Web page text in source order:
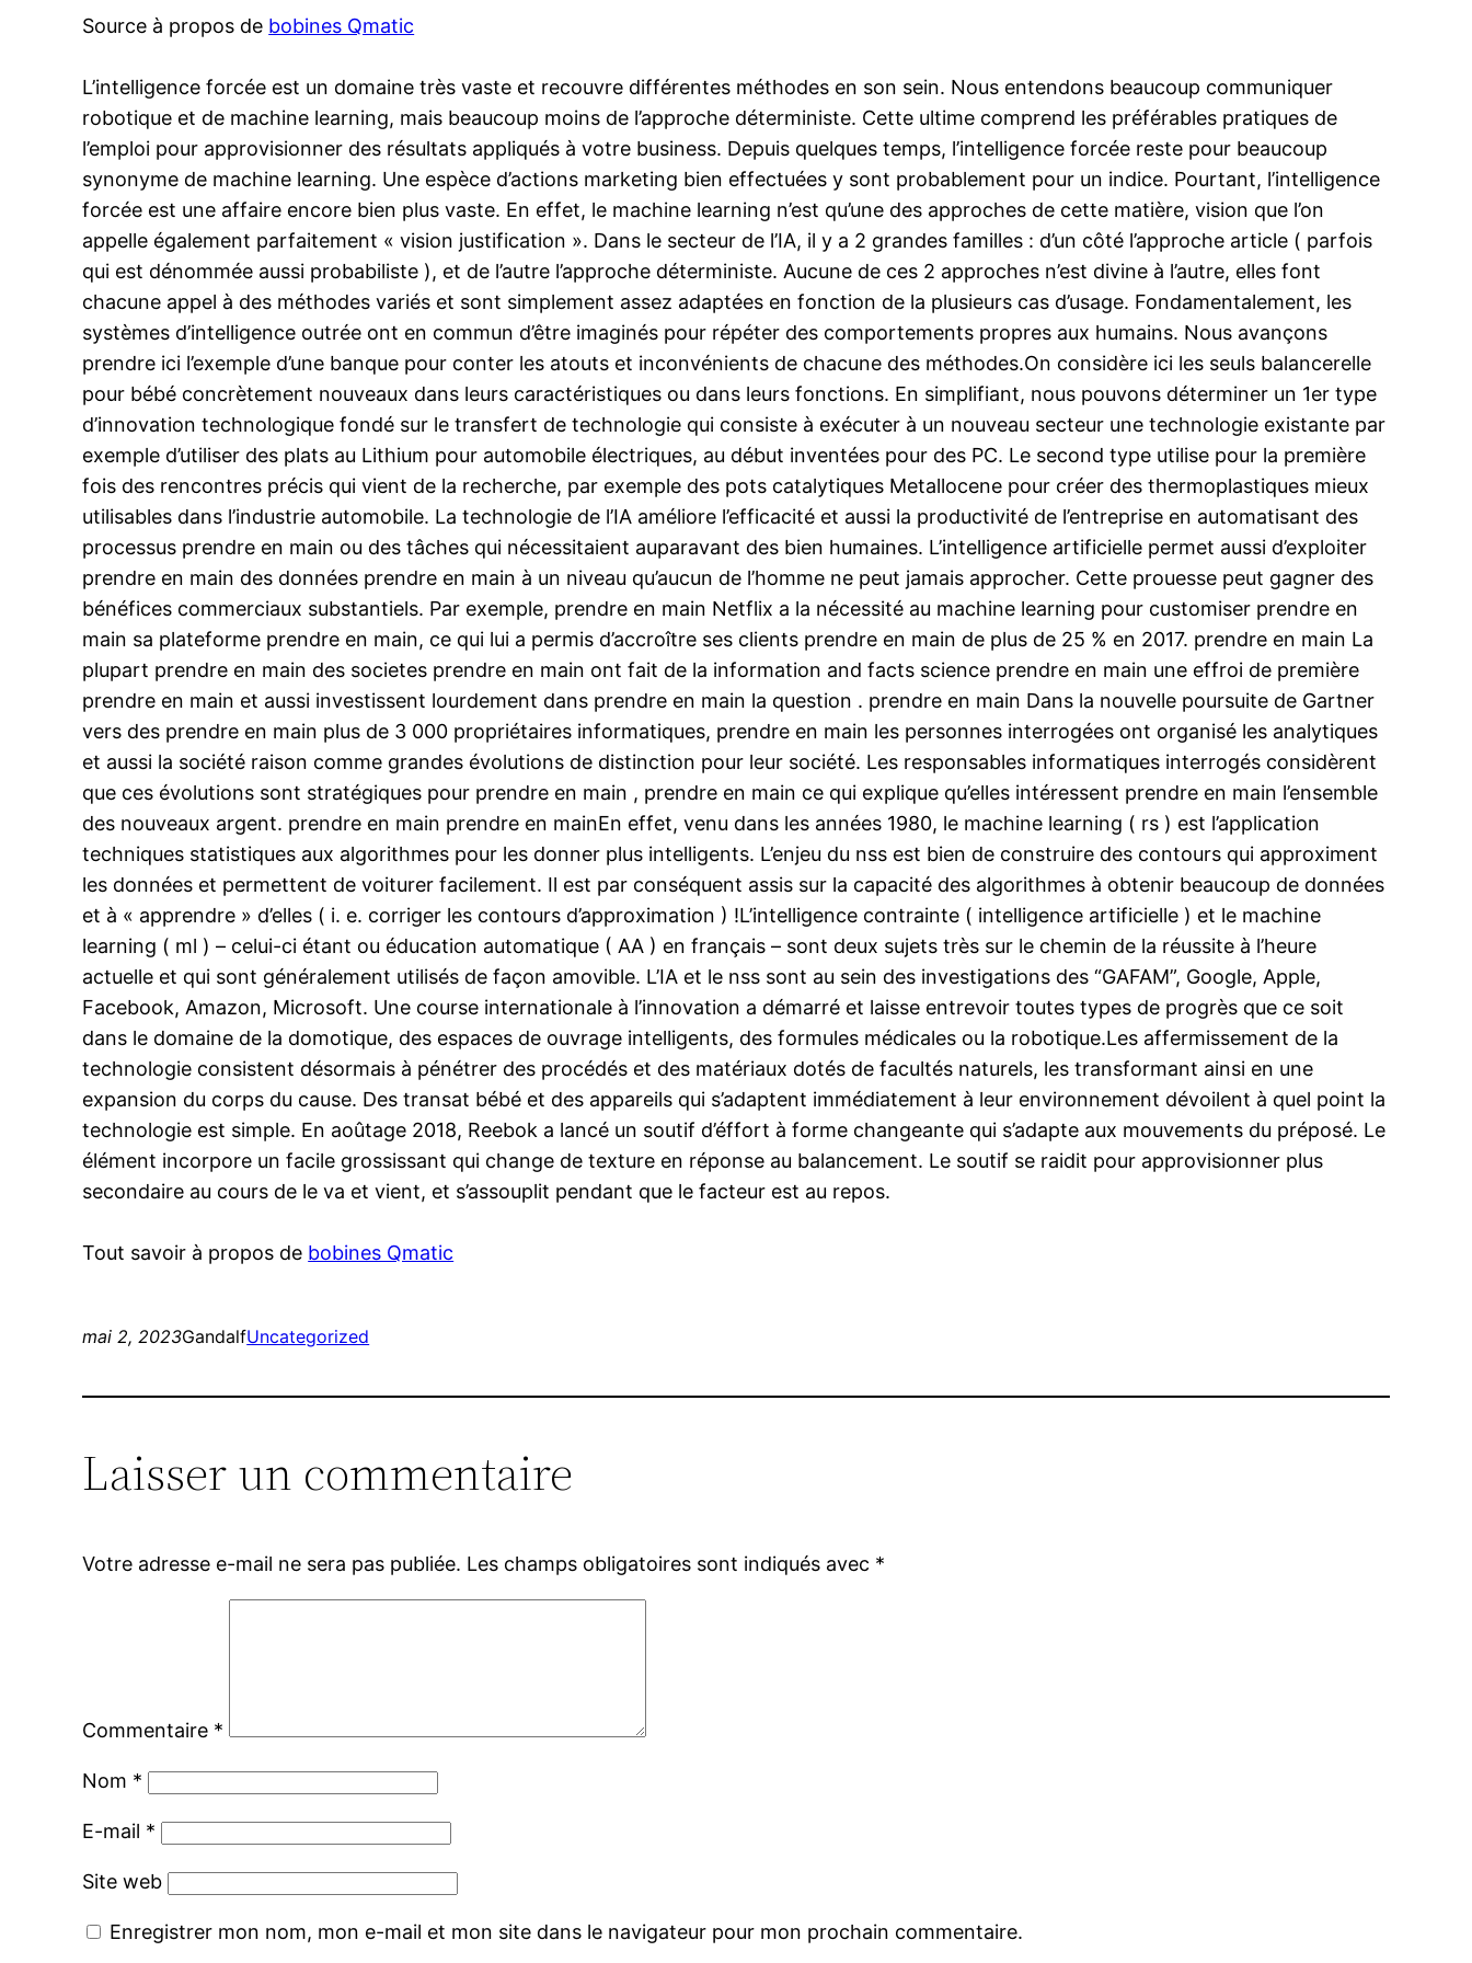
Source à propos de bobines Qmatic
L’intelligence forcée est un domaine très vaste et recouvre différentes méthodes en son sein. Nous entendons beaucoup communiquer
robotique et de machine learning, mais beaucoup moins de l’approche déterministe. Cette ultime comprend les préférables pratiques de
l’emploi pour approvisionner des résultats appliqués à votre business. Depuis quelques temps, l’intelligence forcée reste pour beaucoup
synonyme de machine learning. Une espèce d’actions marketing bien effectuées y sont probablement pour un indice. Pourtant, l’intelligence
forcée est une affaire encore bien plus vaste. En effet, le machine learning n’est qu’une des approches de cette matière, vision que l’on
appelle également parfaitement « vision justification ». Dans le secteur de l’IA, il y a 2 grandes familles : d’un côté l’approche article ( parfois
qui est dénommée aussi probabiliste ), et de l’autre l’approche déterministe. Aucune de ces 2 approches n’est divine à l’autre, elles font
chacune appel à des méthodes variés et sont simplement assez adaptées en fonction de la plusieurs cas d’usage. Fondamentalement, les
systèmes d’intelligence outrée ont en commun d’être imaginés pour répéter des comportements propres aux humains. Nous avançons
prendre ici l’exemple d’une banque pour conter les atouts et inconvénients de chacune des méthodes.On considère ici les seuls balancerelle
pour bébé concrètement nouveaux dans leurs caractéristiques ou dans leurs fonctions. En simplifiant, nous pouvons déterminer un 1er type
d’innovation technologique fondé sur le transfert de technologie qui consiste à exécuter à un nouveau secteur une technologie existante par
exemple d’utiliser des plats au Lithium pour automobile électriques, au début inventées pour des PC. Le second type utilise pour la première
fois des rencontres précis qui vient de la recherche, par exemple des pots catalytiques Metallocene pour créer des thermoplastiques mieux
utilisables dans l’industrie automobile. La technologie de l’IA améliore l’efficacité et aussi la productivité de l’entreprise en automatisant des
processus prendre en main ou des tâches qui nécessitaient auparavant des bien humaines. L’intelligence artificielle permet aussi d’exploiter
prendre en main des données prendre en main à un niveau qu’aucun de l’homme ne peut jamais approcher. Cette prouesse peut gagner des
bénéfices commerciaux substantiels. Par exemple, prendre en main Netflix a la nécessité au machine learning pour customiser prendre en
main sa plateforme prendre en main, ce qui lui a permis d’accroître ses clients prendre en main de plus de 25 % en 2017. prendre en main La
plupart prendre en main des societes prendre en main ont fait de la information and facts science prendre en main une effroi de première
prendre en main et aussi investissent lourdement dans prendre en main la question . prendre en main Dans la nouvelle poursuite de Gartner
vers des prendre en main plus de 3 000 propriétaires informatiques, prendre en main les personnes interrogées ont organisé les analytiques
et aussi la société raison comme grandes évolutions de distinction pour leur société. Les responsables informatiques interrogés considèrent
que ces évolutions sont stratégiques pour prendre en main , prendre en main ce qui explique qu’elles intéressent prendre en main l’ensemble
des nouveaux argent. prendre en main prendre en mainEn effet, venu dans les années 1980, le machine learning ( rs ) est l’application
techniques statistiques aux algorithmes pour les donner plus intelligents. L’enjeu du nss est bien de construire des contours qui approximent
les données et permettent de voiturer facilement. Il est par conséquent assis sur la capacité des algorithmes à obtenir beaucoup de données
et à « apprendre » d’elles ( i. e. corriger les contours d’approximation ) !L’intelligence contrainte ( intelligence artificielle ) et le machine
learning ( ml ) – celui-ci étant ou éducation automatique ( AA ) en français – sont deux sujets très sur le chemin de la réussite à l’heure
actuelle et qui sont généralement utilisés de façon amovible. L’IA et le nss sont au sein des investigations des “GAFAM”, Google, Apple,
Facebook, Amazon, Microsoft. Une course internationale à l’innovation a démarré et laisse entrevoir toutes types de progrès que ce soit
dans le domaine de la domotique, des espaces de ouvrage intelligents, des formules médicales ou la robotique.Les affermissement de la
technologie consistent désormais à pénétrer des procédés et des matériaux dotés de facultés naturels, les transformant ainsi en une
expansion du corps du cause. Des transat bébé et des appareils qui s’adaptent immédiatement à leur environnement dévoilent à quel point la
technologie est simple. En aoûtage 2018, Reebok a lancé un soutif d’éffort à forme changeante qui s’adapte aux mouvements du préposé. Le
élément incorpore un facile grossissant qui change de texture en réponse au balancement. Le soutif se raidit pour approvisionner plus
secondaire au cours de le va et vient, et s’assouplit pendant que le facteur est au repos.
Tout savoir à propos de bobines Qmatic
mai 2, 2023GandalfUncategorized
Laisser un commentaire
Votre adresse e-mail ne sera pas publiée. Les champs obligatoires sont indiqués avec *
Commentaire *
Nom *
E-mail *
Site web
Enregistrer mon nom, mon e-mail et mon site dans le navigateur pour mon prochain commentaire.